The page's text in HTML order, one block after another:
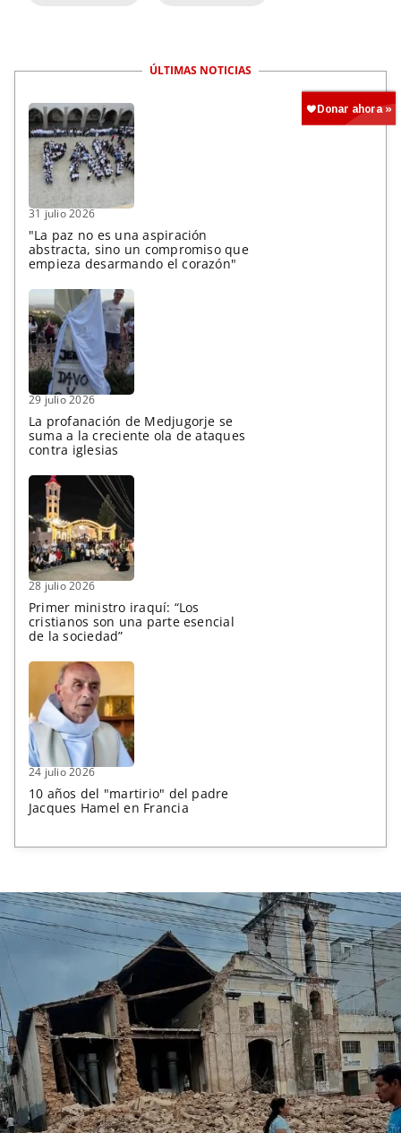
ÚLTIMAS NOTICIAS
31 julio 2026
"La paz no es una aspiración
abstracta, sino un compromiso que
empieza desarmando el corazón"
29 julio 2026
La profanación de Medjugorje se
suma a la creciente ola de ataques
contra iglesias
28 julio 2026
Primer ministro iraquí: “Los
cristianos son una parte esencial
de la sociedad”
24 julio 2026
10 años del "martirio" del padre
Jacques Hamel en Francia